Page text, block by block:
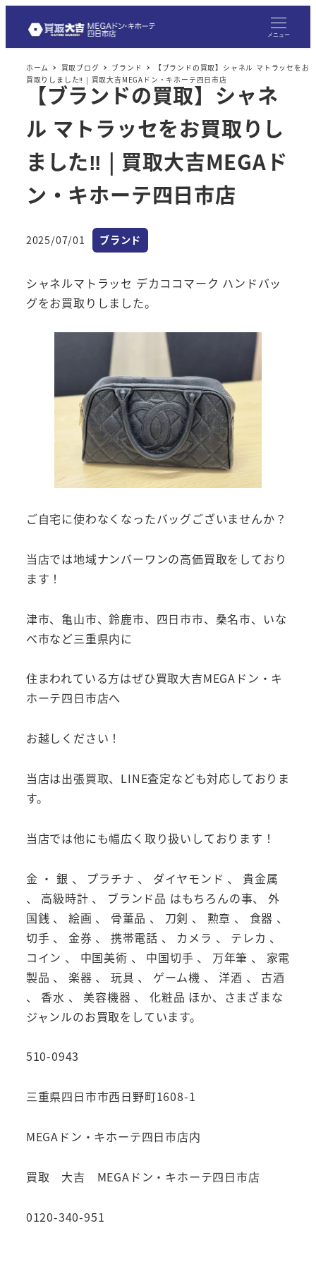
メニュー
ホーム 買取ブログ ブランド
【ブランドの買取】シャネル マトラッセをお
買取りしました‼ | 買取大吉MEGAドン・キホーテ四日市店
【ブランドの買取】シャネ
ル マトラッセをお買取りし
ました‼ | 買取大吉MEGAド
ン・キホーテ四日市店
投稿日
2025/07/01 カテゴリー
ブランド
シャネルマトラッセ デカココマーク ハンドバッ
グをお買取りしました。
ご自宅に使わなくなったバッグございませんか？
当店では地域ナンバーワンの高価買取をしており
ます！
津市、亀山市、鈴鹿市、四日市市、桑名市、いな
べ市など三重県内に
住まわれている方はぜひ買取大吉MEGAドン・キ
ホーテ四日市店へ
お越しください！
当店は出張買取、LINE査定なども対応しておりま
す。
当店では他にも幅広く取り扱いしております！
金 ・ 銀 、 プラチナ 、 ダイヤモンド 、 貴金属
、 高級時計 、 ブランド品 はもちろんの事、 外
国銭 、 絵画 、 骨董品 、 刀剣 、 勲章 、 食器 、
切手 、 金券 、 携帯電話 、 カメラ 、 テレカ 、
コイン 、 中国美術 、 中国切手 、 万年筆 、 家電
製品 、 楽器 、 玩具 、 ゲーム機 、 洋酒 、 古酒
、 香水 、 美容機器 、 化粧品 ほか、さまざまな
ジャンルのお買取をしています。
510-0943
三重県四日市市西日野町1608-1
MEGAドン・キホーテ四日市店内
買取 大吉 MEGAドン・キホーテ四日市店
0120-340-951